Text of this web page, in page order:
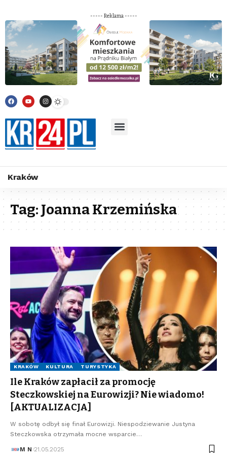
----- Reklama -----
Kraków
Tag:Joanna Krzemińska
KRAKÓW KULTURA TURYSTYKA
Ile Kraków zapłacił za promocję
Steczkowskiej na Eurowizji? Nie wiadomo!
[AKTUALIZACJA]
W sobotę odbył się finał Eurowizji. Niespodziewanie Justyna
Steczkowska otrzymała mocne wsparcie…
M N 21.05.2025